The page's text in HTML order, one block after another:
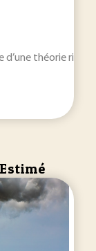
d’une théorie